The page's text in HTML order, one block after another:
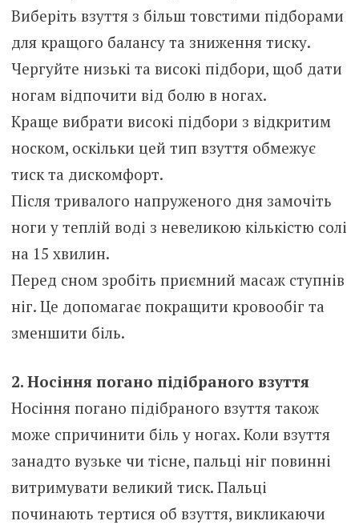
Виберіть взуття з більш товстими підборами
для кращого балансу та зниження тиску.
Чергуйте низькі та високі підбори, щоб дати
ногам відпочити від болю в ногах.
Краще вибрати високі підбори з відкритим
носком, оскільки цей тип взуття обмежує
тиск та дискомфорт.
Після тривалого напруженого дня замочіть
ноги у теплій воді з невеликою кількістю солі
на 15 хвилин.
Перед сном зробіть приємний масаж ступнів
ніг. Це допомагає покращити кровообіг та
зменшити біль.
2. Носіння погано підібраного взуття
Носіння погано підібраного взуття також
може спричинити біль у ногах. Коли взуття
занадто вузьке чи тісне, пальці ніг повинні
витримувати великий тиск. Пальці
починають тертися об взуття, викликаючи